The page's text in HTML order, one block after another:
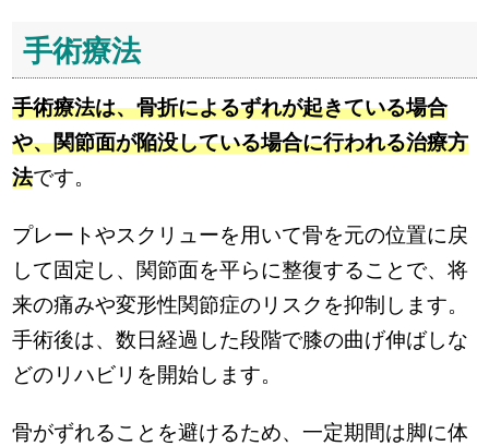
手術療法
手術療法は、骨折によるずれが起きている場合
や、関節面が陥没している場合に行われる治療方
法です。
プレートやスクリューを用いて骨を元の位置に戻
して固定し、関節面を平らに整復することで、将
来の痛みや変形性関節症のリスクを抑制します。
手術後は、数日経過した段階で膝の曲げ伸ばしな
どのリハビリを開始します。
骨がずれることを避けるため、一定期間は脚に体